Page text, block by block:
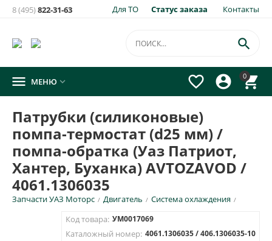
Для ТО Статус заказа Контакты
8 (495)822-31-63
0




 МЕНЮ 
Патрубки (силиконовые)
помпа-термостат (d25 мм) /
помпа-обратка (Уаз Патриот,
Хантер, Буханка) AVTOZAVOD /
4061.1306035
Запчасти УАЗ Моторс / Двигатель / Система охлаждения /
Код товара: УМ0017069
Каталожный номер: 4061.1306035 / 406.1306035-10
товара:
×
Патрубки (силиконовые) помпа-термостат (d25 мм) /
помпа-обратка (Уаз Патриот, Хантер, Буханка)
AVTOZAVOD / 4061.1306035
Укажите e-mail и\или номер телефона для SMS уведомления.
E-mail для уведомления письмом
Номер телефона для SMS уведомления